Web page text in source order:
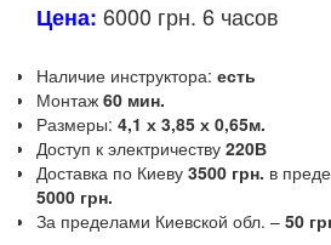
Цена: 6000 грн. 6 часов
Наличие инструктора: есть
Монтаж 60 мин.
Размеры: 4,1 х 3,85 х 0,65м.
Доступ к электричеству 220В
Доставка по Киеву 3500 грн. в
5000 грн.
За пределами Киевской обл. – 50